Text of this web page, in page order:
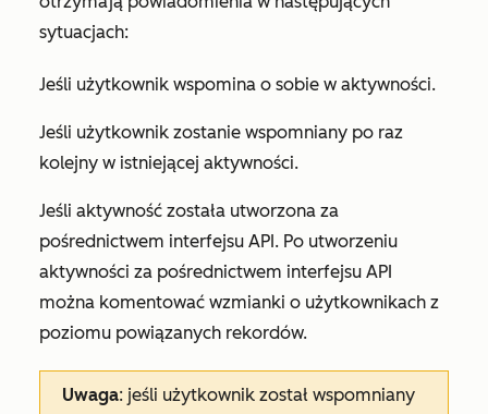
sytuacjach:
Jeśli użytkownik wspomina o sobie w aktywności.
Jeśli użytkownik zostanie wspomniany po raz
kolejny w istniejącej aktywności.
Jeśli aktywność została utworzona za
pośrednictwem interfejsu API. Po utworzeniu
aktywności za pośrednictwem interfejsu API
można komentować wzmianki o użytkownikach z
poziomu powiązanych rekordów.
Uwaga: jeśli użytkownik został wspomniany